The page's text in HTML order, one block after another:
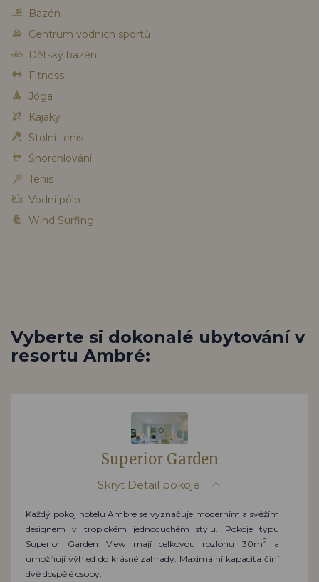
Bazén
Centrum vodních sportů
Dětský bazén
Fitness
Jóga
Kajaky
Stolní tenis
Šnorchlování
Tenis
Vodní pólo
Wind Surfing
Vyberte si dokonalé ubytování v
resortu Ambré:
Superior Garden
Skrýt Detail pokoje
Každý pokoj hotelu Ambre se vyznačuje moderním a svěžím
designem v tropickém jednoduchém stylu. Pokoje typu
Superior Garden View mají celkovou rozlohu 30m2
a
umožňují výhled do krásné zahrady. Maximální kapacita činí
dvě dospělé osoby.